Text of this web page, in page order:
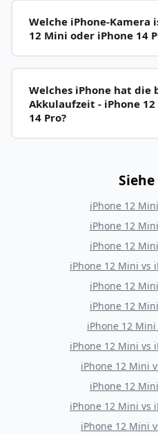
Welche iPhone-Kamera
12 Mini oder iPhone 14
Welches iPhone hat die
Akkulaufzeit - iPhone
14 Pro?
iPhone 12 Mini
iPhone 12 Mini
iPhone 12 Mini
iPhone 12 Mini vs
iPhone 12 Mini
iPhone 12 Mini
iPhone 12 Mini
iPhone 12 Mini vs
iPhone 12 Mini
iPhone 12 Mini
iPhone 12 Mini vs
iPhone 12 Mini